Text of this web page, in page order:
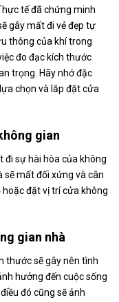
tế đã chứng minh
gây mất đi vẻ đẹp tự
thông của khí trong
đo đạc kích thước
trọng. Hãy nhớ đặc
chọn và lắp đặt cửa
gian
đi sự hài hòa của không
sẽ mất đối xứng và cân
hoặc đặt vị trí cửa không
gian nhà
thước sẽ gây nên tình
hưởng đến cuộc sống
đó cũng sẽ ảnh